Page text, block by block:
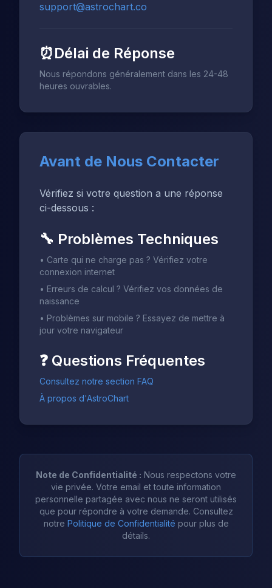
support@astrochart.co
⏰Délai de Réponse
Nous répondons généralement dans les 24-48
heures ouvrables.
Avant de Nous Contacter
Vérifiez si votre question a une réponse
ci-dessous :
🔧 Problèmes Techniques
• Carte qui ne charge pas ? Vérifiez votre
connexion internet
• Erreurs de calcul ? Vérifiez vos données de
naissance
• Problèmes sur mobile ? Essayez de mettre à
jour votre navigateur
❓ Questions Fréquentes
Consultez notre section FAQ
À propos d'AstroChart
Note de Confidentialité : Nous respectons votre
vie privée. Votre email et toute information
personnelle partagée avec nous ne seront utilisés
que pour répondre à votre demande. Consultez
notre Politique de Confidentialité pour plus de
détails.